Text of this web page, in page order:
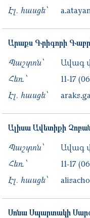
Էլ. հասցե՝
Արաքս Գրիգորի
Պաշտոն՝
Ավագ
Հեռ․՝
11-17
Էլ. հասցե՝
Ալիսա Ավետիքի
Պաշտոն՝
Ավագ
Հեռ․՝
11-17
Էլ. հասցե՝
Սոնա Սպարտակի